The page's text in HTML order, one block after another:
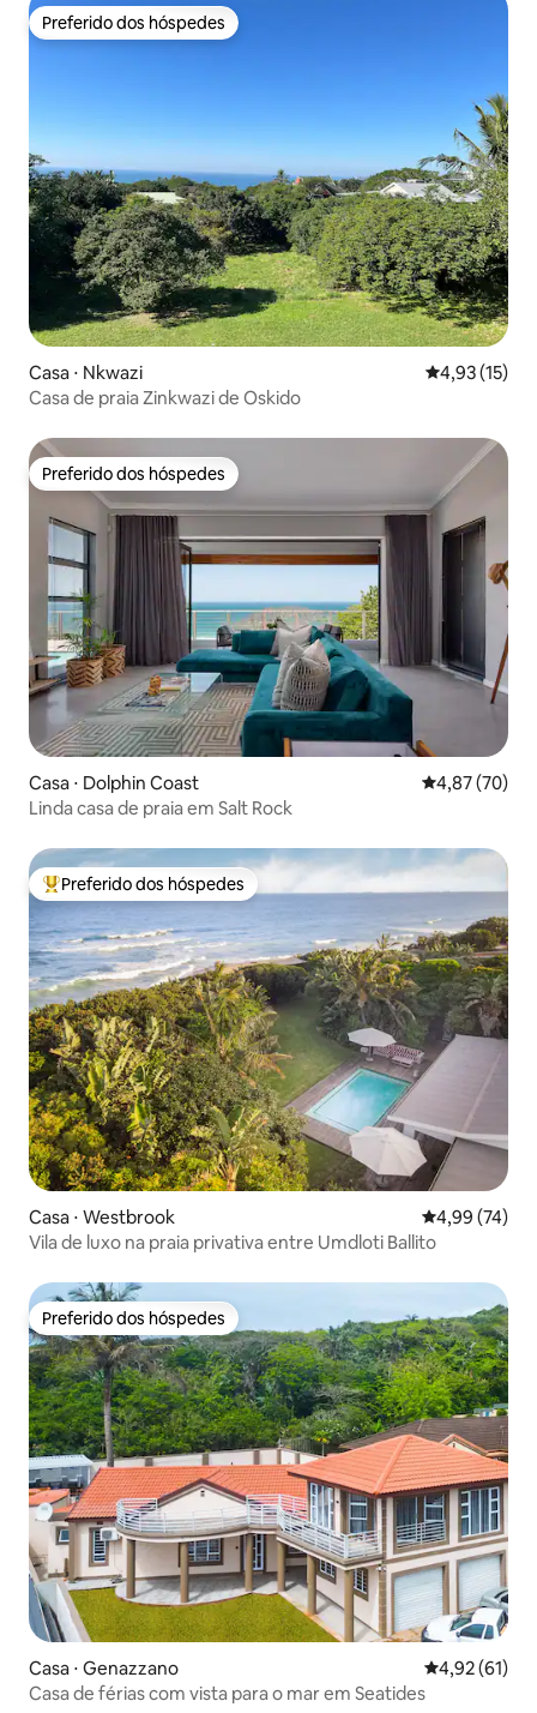
Preferido dos hóspedes
Preferido dos hóspedes
Casa ⋅ Nkwazi 4,93 de uma
4,93 (15)
Casa de praia Zinkwazi de Oskido
Preferido dos hóspedes
Preferido dos hóspedes
Casa ⋅ Dolphin Coast 4,87 de uma
4,87 (70)
Linda casa de praia em Salt Rock
Entre os melhores preferidos dos hóspedes
Preferido dos hóspedes
Casa ⋅ Westbrook 4,99 de uma
4,99 (74)
Vila de luxo na praia privativa entre Umdloti Ballito
Preferido dos hóspedes
Preferido dos hóspedes
Casa ⋅ Genazzano 4,92 de uma
4,92 (61)
Casa de férias com vista para o mar em Seatides